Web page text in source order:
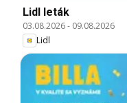
Lidl leták
03.08.2026- 09.08.2026
Lidl